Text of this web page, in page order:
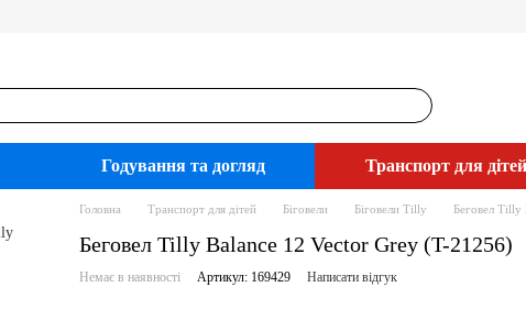
Годування та догляд Транспорт для дітей
Головна Транспорт для дітей Біговели Біговели Tilly Беговел Tilly
Беговел Tilly Balance 12 Vector Grey (T-21256)
Немає в наявності Артикул: 169429 Написати відгук